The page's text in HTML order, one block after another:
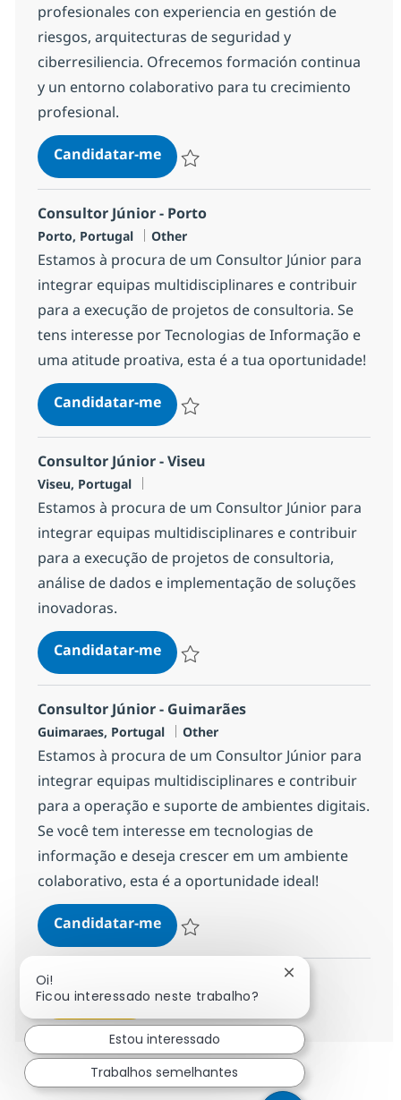
profesionales con experiencia en gestión de
riesgos, arquitecturas de seguridad y
ciberresiliencia. Ofrecemos formación continua
y un entorno colaborativo para tu crecimiento
profesional.
Candidatar-meCibersecurity
Consultor Júnior - Porto
Localização
Porto, Portugal Categoria
Other
Estamos à procura de um Consultor Júnior para
integrar equipas multidisciplinares e contribuir
para a execução de projetos de consultoria. Se
tens interesse por Tecnologias de Informação e
uma atitude proativa, esta é a tua oportunidade!
Candidatar-meConsultor Júnior - Porto
Consultor Júnior - Viseu
Localização
Viseu, Portugal
Estamos à procura de um Consultor Júnior para
integrar equipas multidisciplinares e contribuir
para a execução de projetos de consultoria,
análise de dados e implementação de soluções
inovadoras.
Candidatar-meConsultor Júnior - Viseu
Consultor Júnior - Guimarães
Localização
Guimaraes, Portugal Categoria
Other
Estamos à procura de um Consultor Júnior para
integrar equipas multidisciplinares e contribuir
para a operação e suporte de ambientes digitais.
Se você tem interesse em tecnologias de
informação e deseja crescer em um ambiente
colaborativo, esta é a oportunidade ideal!
Candidatar-meConsultor Júnior - Guimarães
Ver mais
Oi!
Ficou interessado neste trabalho?
Fechar
Estou interessado
Trabalhos semelhantes